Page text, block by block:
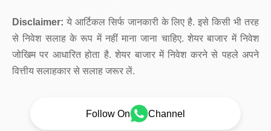
Disclaimer: ये आर्टिकल सिर्फ जानकारी के लिए है. इसे किसी भी तरह
से निवेश सलाह के रूप में नहीं माना जाना चाहिए. शेयर बाजार में निवेश
जोखिम पर आधारित होता है. शेयर बाजार में निवेश करने से पहले अपने
वित्तीय सलाहकार से सलाह जरूर लें.
Follow On Channel